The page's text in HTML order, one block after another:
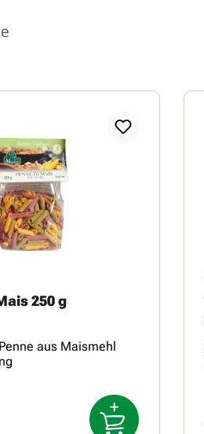
250 g
aus Maismehl